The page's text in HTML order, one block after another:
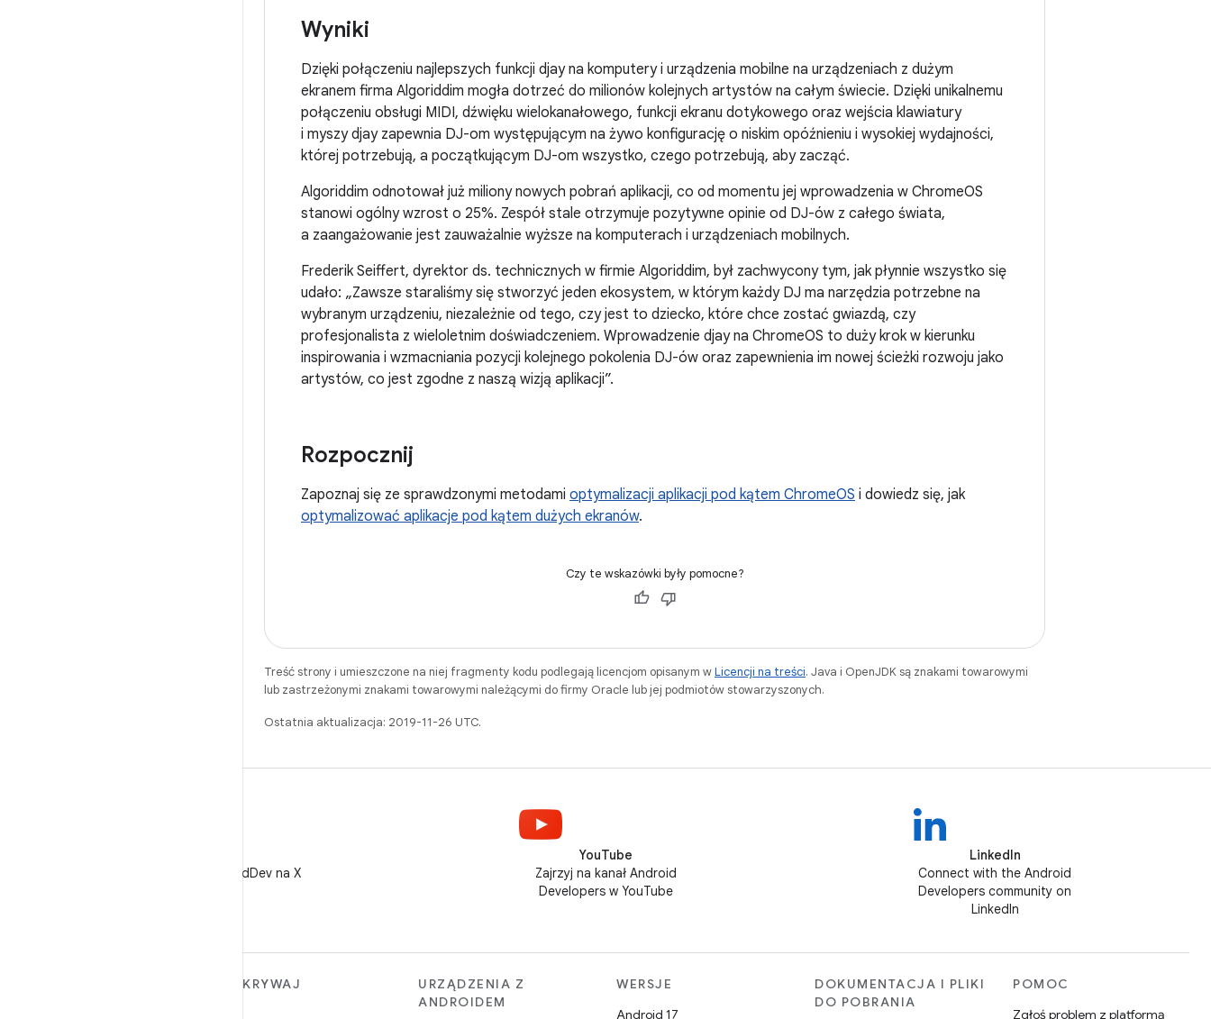
Wyniki
Dzięki połączeniu najlepszych funkcji djay na komputery i urządzenia mobilne na urządzeniach z dużym
ekranem firma Algoriddim mogła dotrzeć do milionów kolejnych artystów na całym świecie. Dzięki unikalnemu
połączeniu obsługi MIDI, dźwięku wielokanałowego, funkcji ekranu dotykowego oraz wejścia klawiatury
i myszy djay zapewnia DJ-om występującym na żywo konfigurację o niskim opóźnieniu i wysokiej wydajności,
której potrzebują, a początkującym DJ-om wszystko, czego potrzebują, aby zacząć.
Algoriddim odnotował już miliony nowych pobrań aplikacji, co od momentu jej wprowadzenia w ChromeOS
stanowi ogólny wzrost o 25%. Zespół stale otrzymuje pozytywne opinie od DJ-ów z całego świata,
a zaangażowanie jest zauważalnie wyższe na komputerach i urządzeniach mobilnych.
Frederik Seiffert, dyrektor ds. technicznych w firmie Algoriddim, był zachwycony tym, jak płynnie wszystko się
udało: „Zawsze staraliśmy się stworzyć jeden ekosystem, w którym każdy DJ ma narzędzia potrzebne na
wybranym urządzeniu, niezależnie od tego, czy jest to dziecko, które chce zostać gwiazdą, czy
profesjonalista z wieloletnim doświadczeniem. Wprowadzenie djay na ChromeOS to duży krok w kierunku
inspirowania i wzmacniania pozycji kolejnego pokolenia DJ-ów oraz zapewnienia im nowej ścieżki rozwoju jako
artystów, co jest zgodne z naszą wizją aplikacji”.
Rozpocznij
Zapoznaj się ze sprawdzonymi metodami optymalizacji aplikacji pod kątem ChromeOS i dowiedz się, jak
optymalizować aplikacje pod kątem dużych ekranów.
Czy te wskazówki były pomocne?
Treść strony i umieszczone na niej fragmenty kodu podlegają licencjom opisanym wLicencji na treści. Java i OpenJDK są znakami towarowymi
lub zastrzeżonymi znakami towarowymi należącymi do firmy Oracle lub jej podmiotów stowarzyszonych.
Ostatnia aktualizacja: 2019-11-26 UTC.
Obserwuj @AndroidDev na X
YouTube
Zajrzyj na kanał Android
Developers w YouTube
LinkedIn
Connect with the Android
Developers community on
LinkedIn
ODKRYWAJ
URZĄDZENIA Z
ANDROIDEM
WERSJE
Android 17
DOKUMENTACJA I PLIKI
DO POBRANIA
POMOC
Zgłoś problem z platformą